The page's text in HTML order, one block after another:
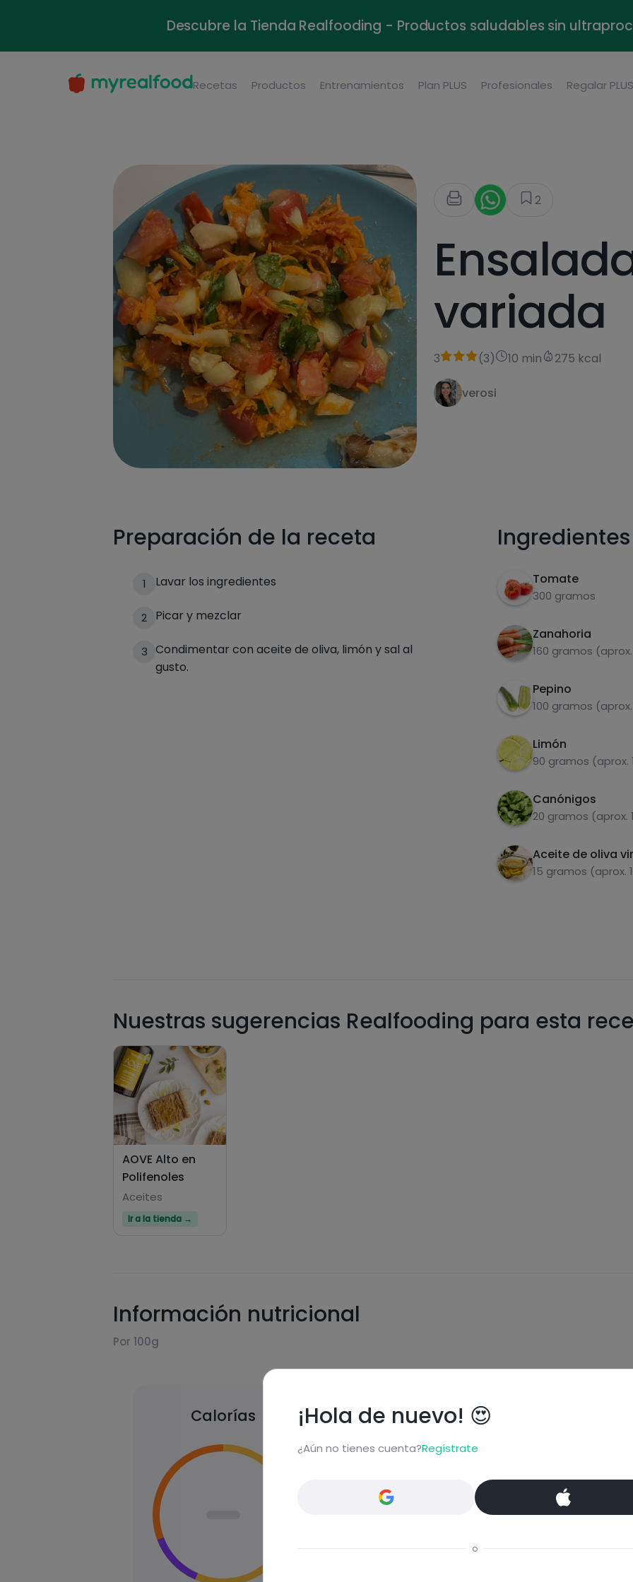
Descubre la Tienda Realfooding - Productos saludables sin
Recetas Productos Entrenamientos Plan PLUS Profesionales Regalar
2
variada
3 (3) 10 min 275 kcal
verosi
Preparación de la receta
1 Lavar los ingredientes
2 Picar y mezclar
3 Condimentar con aceite de oliva, limón y sal al
gusto.
Ingredientes
Tomate
300 gramos
Zanahoria
160 gramos
Pepino
100 gramos
Limón
90 gramos (aprox.
Canónigos
20 gramos (aprox.
Aceite de oliva
15 gramos (aprox.
Nuestras sugerencias Realfooding para esta
AOVE Alto en
Polifenoles
Aceites
Ir a la tienda →
Información nutricional
Por 100g
Calorías Carbohidratos
¡Hola de nuevo! 😍
¿Aún no tienes cuenta?Regístrate
o